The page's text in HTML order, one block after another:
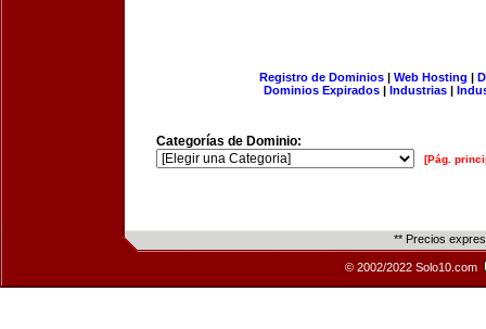
Registro de Dominios| Web Hosting |
Dominios Expirados | Industrias |
Categorías de Dominio:
[Pág.
** Precios
© 2002/2022 Solo10.com